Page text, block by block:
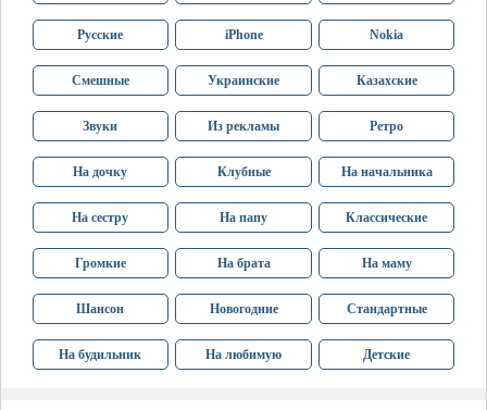
Русские iPhone Nokia
Смешные Украинские Казахские
Звуки Из рекламы Ретро
На дочку Клубные На начальника
На сестру На папу Классические
Громкие На брата На маму
Шансон Новогодние Стандартные
На будильник На любимую Детские